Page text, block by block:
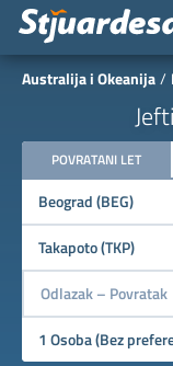
Australija i Okeanija
POVRATANI LET